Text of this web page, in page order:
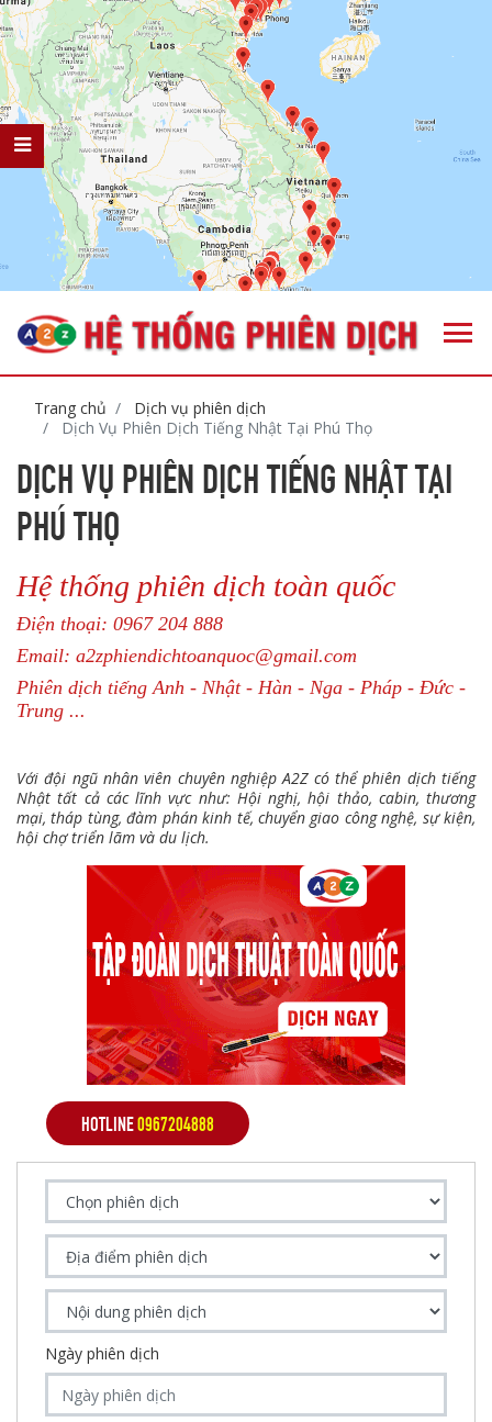
Trang chủ
Dịch vụ phiên dịch
Dịch Vụ Phiên Dịch Tiếng Nhật Tại Phú Thọ
DỊCH VỤ PHIÊN DỊCH TIẾNG NHẬT TẠI
PHÚ THỌ
Hệ thống phiên dịch toàn quốc
Điện thoại: 0967 204 888
Email: a2zphiendichtoanquoc@gmail.com
Phiên dịch tiếng Anh - Nhật - Hàn - Nga - Pháp - Đức -
Trung ...
Với đội ngũ nhân viên chuyên nghiệp A2Z có thể phiên dịch tiếng
Nhật tất cả các lĩnh vực như: Hội nghị, hội thảo, cabin, thương
mại, tháp tùng, đàm phán kinh tế, chuyển giao công nghệ, sự kiện,
hội chợ triển lãm và du lịch.
HOTLINE0967204888
Ngày phiên dịch